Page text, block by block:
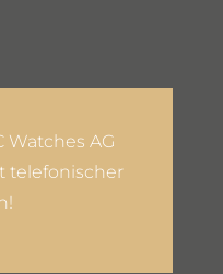
Watches AG
telefonischer